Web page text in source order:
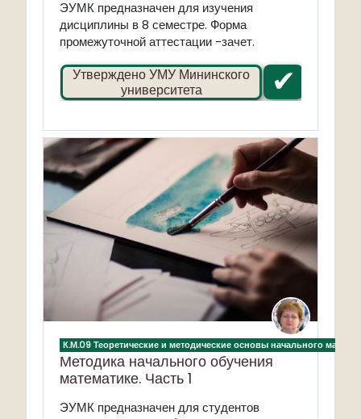
ЭУМК предназначен для изучения
дисциплины в 8 семестре. Форма
промежуточной аттестации -зачет.
Утверждено УМУ Мининского
университета
✔
К.М.09 Теоретические и методические основы начального
Методика начального обучения
математике. Часть 1
ЭУМК предназначен для студентов